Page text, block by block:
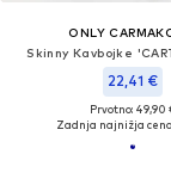
ONLY
Skinny Kavbojke
22,41 €
Prvotno: 49,90
Zadnja najnižja cena